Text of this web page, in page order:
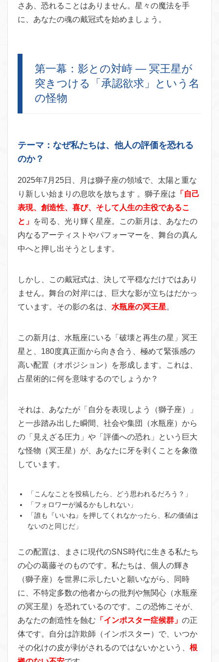
さあ、恐れることはありません。星々の魔法を手
に、あなたの魂の戴冠式を始めましょう。
第一幕：影との対峙 — 冥王星が
突きつける「承認欲求」という名
の怪物
テーマ：なぜ私たちは、他人の評価を恐れる
のか？
2025年7月25日、月は獅子座の領域で、太陽と重な
り新しい始まりの息吹を放ちます 。獅子座は 「自己
表現、創造性、喜び、そして人生の主役であるこ
と」 を司る、光り輝く星座。この新月は、あなたの
内なるアーティストやパフォーマーを、舞台の真ん
中へと押し出そうとします。
しかし、この戴冠式は、決して平穏なだけではあり
ません。舞台の対岸には、巨大な影が立ちはだかっ
ています。その影の名は、 水瓶座の冥王星。
この新月は、水瓶座にいる「破壊と再生の星」冥王
星と、180度真正面から向き合う、極めて緊張感の
高い配置（オポジション）を形成します。これは、
占星術的に何を意味するのでしょうか？
それは、あなたが「自分を表現しよう（獅子座）」
と一歩踏み出した瞬間、社会や集団（水瓶座）から
の「見えざる圧力」や「評価への恐れ」という巨大
な怪物（冥王星）が、あなたに牙を剥くことを象徴
しています。
「こんなことを投稿したら、どう思われるだろう？」
「フォロワーが減るかもしれない」
「誰も『いいね』を押してくれなかったら、私の価値は
ないのと同じだ」
この配置は、まさに現代のSNS時代に生きる私たち
の心の葛藤そのものです。私たちは、個人の輝き
（獅子座）を世界に示したいと願いながら、同時
に、不特定多数の他者からの批判や無関心（水瓶座
の冥王星）を恐れているのです。この恐怖こそが、
あなたの創造性を蝕む 「インポスター症候群」 の正
体です。自分は詐欺師（インポスター）で、いつか
その化けの皮が剥がされるのではないかという、 根